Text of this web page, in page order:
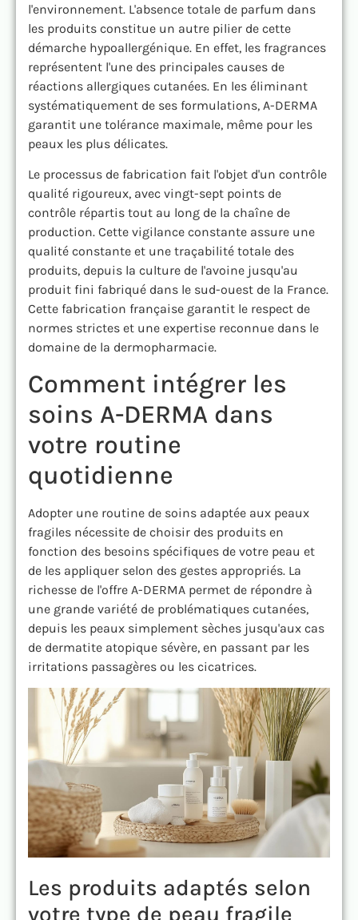
l'environnement. L'absence totale de parfum dans
les produits constitue un autre pilier de cette
démarche hypoallergénique. En effet, les fragrances
représentent l'une des principales causes de
réactions allergiques cutanées. En les éliminant
systématiquement de ses formulations, A-DERMA
garantit une tolérance maximale, même pour les
peaux les plus délicates.
Le processus de fabrication fait l'objet d'un contrôle
qualité rigoureux, avec vingt-sept points de
contrôle répartis tout au long de la chaîne de
production. Cette vigilance constante assure une
qualité constante et une traçabilité totale des
produits, depuis la culture de l'avoine jusqu'au
produit fini fabriqué dans le sud-ouest de la France.
Cette fabrication française garantit le respect de
normes strictes et une expertise reconnue dans le
domaine de la dermopharmacie.
Comment intégrer les
soins A-DERMA dans
votre routine
quotidienne
Adopter une routine de soins adaptée aux peaux
fragiles nécessite de choisir des produits en
fonction des besoins spécifiques de votre peau et
de les appliquer selon des gestes appropriés. La
richesse de l'offre A-DERMA permet de répondre à
une grande variété de problématiques cutanées,
depuis les peaux simplement sèches jusqu'aux cas
de dermatite atopique sévère, en passant par les
irritations passagères ou les cicatrices.
Les produits adaptés selon
votre type de peau fragile